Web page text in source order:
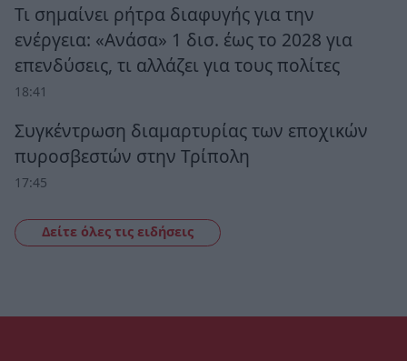
Τι σημαίνει ρήτρα διαφυγής για την
ενέργεια: «Ανάσα» 1 δισ. έως το 2028 για
επενδύσεις, τι αλλάζει για τους πολίτες
18:41
Συγκέντρωση διαμαρτυρίας των εποχικών
πυροσβεστών στην Τρίπολη
17:45
Δείτε όλες τις ειδήσεις